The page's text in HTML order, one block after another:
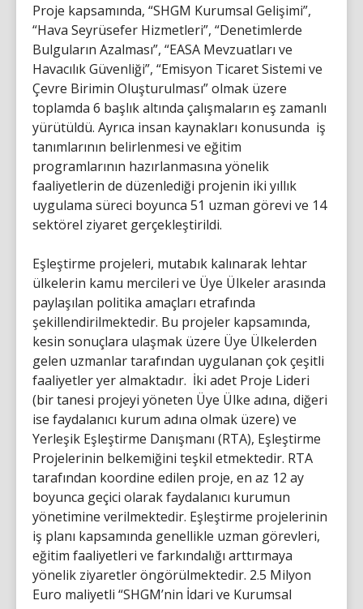
Proje kapsamında, “SHGM Kurumsal Gelişimi”,
“Hava Seyrüsefer Hizmetleri”, “Denetimlerde
Bulguların Azalması”, “EASA Mevzuatları ve
Havacılık Güvenliği”, “Emisyon Ticaret Sistemi ve
Çevre Birimin Oluşturulması” olmak üzere
toplamda 6 başlık altında çalışmaların eş zamanlı
yürütüldü. Ayrıca insan kaynakları konusunda iş
tanımlarının belirlenmesi ve eğitim
programlarının hazırlanmasına yönelik
faaliyetlerin de düzenlediği projenin iki yıllık
uygulama süreci boyunca 51 uzman görevi ve 14
sektörel ziyaret gerçekleştirildi.
Eşleştirme projeleri, mutabık kalınarak lehtar
ülkelerin kamu mercileri ve Üye Ülkeler arasında
paylaşılan politika amaçları etrafında
şekillendirilmektedir. Bu projeler kapsamında,
kesin sonuçlara ulaşmak üzere Üye Ülkelerden
gelen uzmanlar tarafından uygulanan çok çeşitli
faaliyetler yer almaktadır. İki adet Proje Lideri
(bir tanesi projeyi yöneten Üye Ülke adına, diğeri
ise faydalanıcı kurum adına olmak üzere) ve
Yerleşik Eşleştirme Danışmanı (RTA), Eşleştirme
Projelerinin belkemiğini teşkil etmektedir. RTA
tarafından koordine edilen proje, en az 12 ay
boyunca geçici olarak faydalanıcı kurumun
yönetimine verilmektedir. Eşleştirme projelerinin
iş planı kapsamında genellikle uzman görevleri,
eğitim faaliyetleri ve farkındalığı arttırmaya
yönelik ziyaretler öngörülmektedir. 2.5 Milyon
Euro maliyetli “SHGM’nin İdari ve Kurumsal